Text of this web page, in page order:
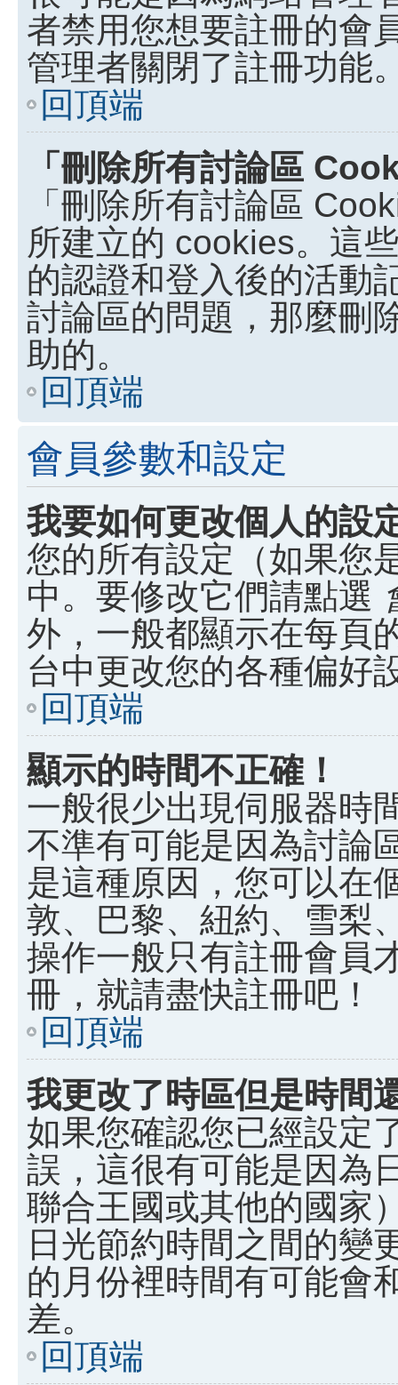
者禁用您想要註冊的會
管理者關閉了註冊功能
回頂端
「刪除所有討論區
「刪除所有討論區
所建立的 cookies。這
的認證和登入後的活動
討論區的問題，那麼刪
助的。
回頂端
會員參數和設定
我要如何更改個人的設
您的所有設定（如果您
中。要修改它們請點選
外，一般都顯示在每頁
台中更改您的各種偏好
回頂端
顯示的時間不正確！
一般很少出現伺服器時
不準有可能是因為討論
是這種原因，您可以在
敦、巴黎、紐約、雪梨
操作一般只有註冊會員
冊，就請盡快註冊吧！
回頂端
我更改了時區但是時間
如果您確認您已經設定
誤，這很有可能是因為
聯合王國或其他的國家
日光節約時間之間的變
的月份裡時間有可能會
差。
回頂端